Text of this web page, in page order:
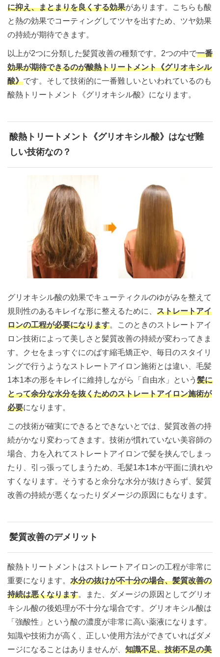
に抑え、まとまりを良くする効果があります。こちらも酸
と熱の効果でコーティングしてツヤを出すため、ツヤ効果
の持続が期待できます。
以上が2つに分類した髪質改善の種類です。2つの中で一番
効果が期待できるのが酸熱トリートメント《グリオキシル
酸》です。そして技術的に一番難しいといわれているのも
酸熱トリートメント《グリオキシル酸》になります。
酸熱トリートメント《グリオキシル酸》はなぜ難
しい技術なの？
グリオキシル酸の効果でキューティクルのゆがみを整えて
規則性のあるキレイな形に整えるために、 ストレートアイ
ロンの工程が必要になります。このときのストレートアイ
ロン技術によって美しさと髪質改善の持続が変わってきま
す。クセをまっすぐにのばす縮毛矯正や、毎日のスタイリ
ングで行うようなストレートアイロン施術とは違い、毛髪
1本1本の形をキレイに維持しながら「自由水」という 髪に
とって余分な水分を抜くためのストレートアイロン施術が
必要になります。
この技術が確実にできるとできないとでは、髪質改善の持
続がかなり変わってきます。技術が慣れていない美容師の
場合、力を入れてストレートアイロンで髪を挟んでしまっ
たり、引っ張ってしまうため、毛髪1本1本が平面に潰れや
すくなります。そうすると余分な水分が抜けきらず、髪質
改善の持続が悪くなったりダメージの原因にもなります。
髪質改善のデメリット
酸熱トリートメントはストレートアイロンの工程が非常に
重要になります。 水分の抜けが不十分の場合、髪質改善の
持続は悪くなります。また、ダメージの原因としてグリオ
キシル酸の後処理が不十分な場合です。グリオキシル酸は
「強酸性」という酸の濃度が非常に高い薬液になります。
知識や技術力が高く、正しい使用方法ができていればダメ
ージになることはありませんが、 知識不足、技術不足の美